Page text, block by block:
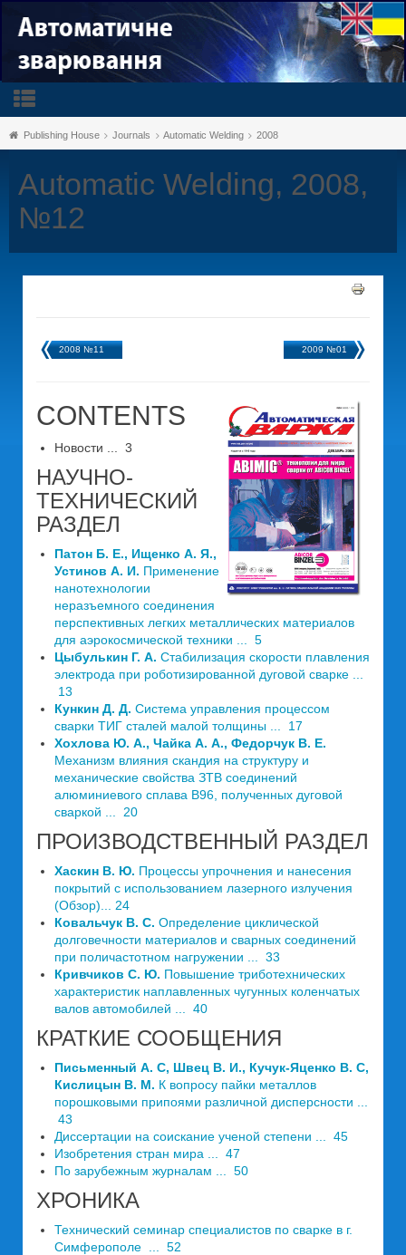
Publishing House Journals Automatic Welding 2008
Automatic Welding, 2008,
№12
2008 №11 2009 №01
CONTENTS
Новости ... 3
НАУЧНО-
ТЕХНИЧЕСКИЙ
РАЗДЕЛ
Патон Б. Е., Ищенко А. Я.,
Устинов А. И. Применение
нанотехнологии
неразъемного соединения
перспективных легких металлических материалов
для аэрокосмической техники ... 5
Цыбулькин Г. А. Стабилизация скорости плавления
электрода при роботизированной дуговой сварке ...
13
Кункин Д. Д. Система управления процессом
сварки ТИГ сталей малой толщины ... 17
Хохлова Ю. А., Чайка А. А., Федорчук В. Е.
Механизм влияния скандия на структуру и
механические свойства ЗТВ соединений
алюминиевого сплава В96, полученных дуговой
сваркой ... 20
ПРОИЗВОДСТВЕННЫЙ РАЗДЕЛ
Хаскин В. Ю. Процессы упрочнения и нанесения
покрытий с использованием лазерного излучения
(Обзор)... 24
Ковальчук В. С. Определение циклической
долговечности материалов и сварных соединений
при поличастотном нагружении ... 33
Кривчиков С. Ю. Повышение триботехнических
характеристик наплавленных чугунных коленчатых
валов автомобилей ... 40
КРАТКИЕ СООБЩЕНИЯ
Письменный А. С, Швец В. И., Кучук-Яценко В. С,
Кислицын В. М. К вопросу пайки металлов
порошковыми припоями различной дисперсности ...
43
Диссертации на соискание ученой степени ... 45
Изобретения стран мира ... 47
По зарубежным журналам ... 50
ХРОНИКА
Технический семинар специалистов по сварке в г.
Симферополе ... 52